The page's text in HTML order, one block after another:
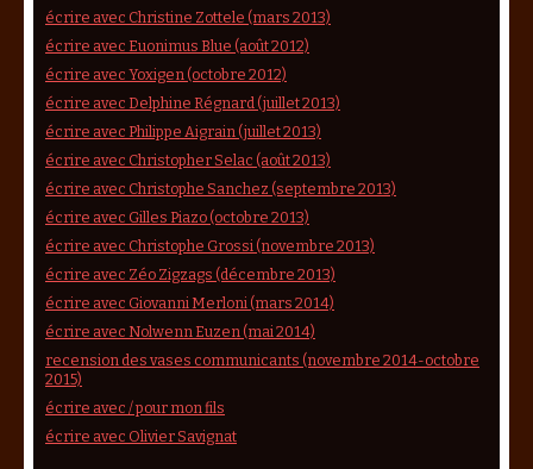
écrire avec Christine Zottele (mars 2013)
écrire avec Euonimus Blue (août 2012)
écrire avec Yoxigen (octobre 2012)
écrire avec Delphine Régnard (juillet 2013)
écrire avec Philippe Aigrain (juillet 2013)
écrire avec Christopher Selac (août 2013)
écrire avec Christophe Sanchez (septembre 2013)
écrire avec Gilles Piazo (octobre 2013)
écrire avec Christophe Grossi (novembre 2013)
écrire avec Zéo Zigzags (décembre 2013)
écrire avec Giovanni Merloni (mars 2014)
écrire avec Nolwenn Euzen (mai 2014)
recension des vases communicants (novembre 2014-octobre
2015)
écrire avec / pour mon fils
écrire avec Olivier Savignat